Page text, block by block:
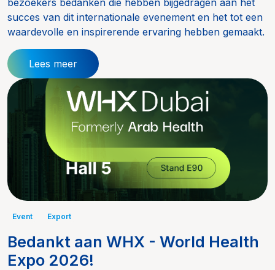
bezoekers bedanken die hebben bijgedragen aan het
succes van dit internationale evenement en het tot een
waardevolle en inspirerende ervaring hebben gemaakt.
Lees meer
Event Export
Bedankt aan WHX - World Health
Expo 2026!